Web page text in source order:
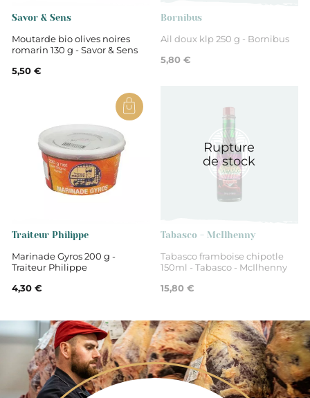
Savor & Sens
Moutarde bio olives noires
romarin 130 g - Savor & Sens
5,50 €
Bornibus
Ail doux klp 250 g - Bornibus
5,80 €
Traiteur Philippe
Marinade Gyros 200 g -
Traiteur Philippe
4,30 €
Rupture
de stock
Tabasco - McIlhenny
Tabasco framboise chipotle
150ml - Tabasco - McIlhenny
15,80 €